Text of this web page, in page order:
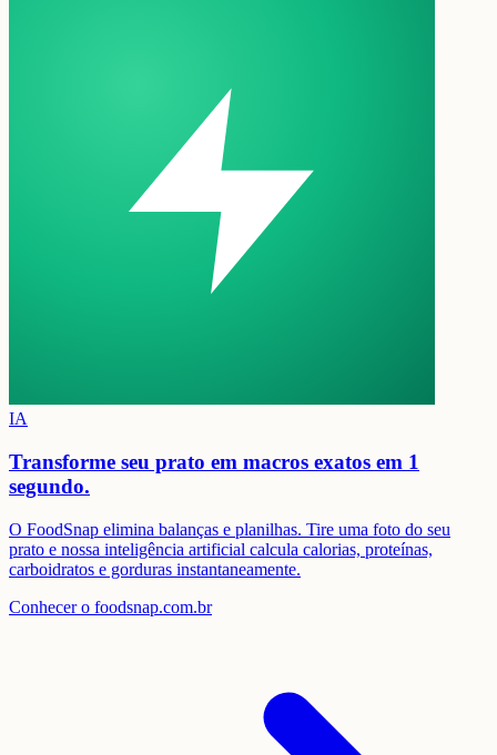
IA
Transforme seu prato em macros exatos em 1
segundo.
O FoodSnap elimina balanças e planilhas. Tire uma foto do seu
prato e nossa inteligência artificial calcula calorias, proteínas,
carboidratos e gorduras instantaneamente.
Conhecer o foodsnap.com.br